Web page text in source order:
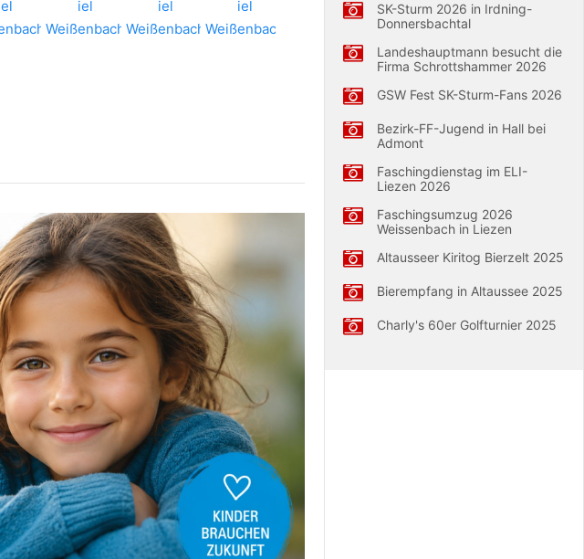
SK-Sturm 2026 in Irdning-
Donnersbachtal
Landeshauptmann besucht die
Firma Schrottshammer 2026
GSW Fest SK-Sturm-Fans 2026
Bezirk-FF-Jugend in Hall bei
Admont
Faschingdienstag im ELI-
Liezen 2026
Faschingsumzug 2026
Weissenbach in Liezen
Altausseer Kiritog Bierzelt 2025
Bierempfang in Altaussee 2025
Charly's 60er Golfturnier 2025